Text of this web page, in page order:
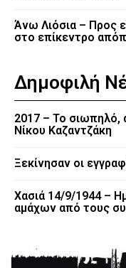
Άνω Λιόσια – Προς
στο επίκεντρο
Δημοφιλή
2017 – Το σιωπηλό,
Νίκου Καζαντζάκη
Ξεκίνησαν οι
Χασιά 14/9/1944 –
αμάχων από τους